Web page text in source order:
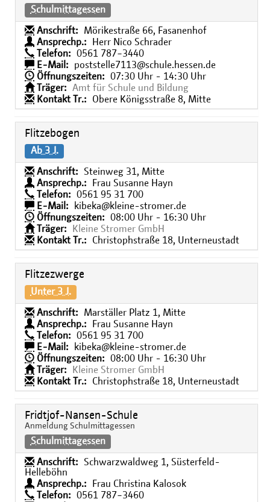
Schulmittagessen
Anschrift:
Mörikestraße 66, Fasanenhof
Ansprechp.:
Herr Nico Schrader
Telefon:
0561 787−3440
E-Mail:
poststelle7113@schule.hessen.de
Öffnungszeiten:
07:30 Uhr - 14:30 Uhr
Träger:
Amt für Schule und Bildung
Kontakt Tr.:
Obere Königsstraße 8, Mitte
Flitzebogen
Ab 3 J.
Anschrift:
Steinweg 31, Mitte
Ansprechp.:
Frau Susanne Hayn
Telefon:
0561 95 31 700
E-Mail:
kibeka@kleine-stromer.de
Öffnungszeiten:
08:00 Uhr - 16:30 Uhr
Träger:
Kleine Stromer GmbH
Kontakt Tr.:
Christophstraße 18, Unterneustadt
Flitzezwerge
Unter 3 J.
Anschrift:
Marställer Platz 1, Mitte
Ansprechp.:
Frau Susanne Hayn
Telefon:
0561 95 31 700
E-Mail:
kibeka@kleine-stromer.de
Öffnungszeiten:
08:00 Uhr - 16:30 Uhr
Träger:
Kleine Stromer GmbH
Kontakt Tr.:
Christophstraße 18, Unterneustadt
Fridtjof-Nansen-Schule
Anmeldung Schulmittagessen
Schulmittagessen
Anschrift:
Schwarzwaldweg 1, Süsterfeld-
Helleböhn
Ansprechp.:
Frau Christina Kalosok
Telefon:
0561 787−3460